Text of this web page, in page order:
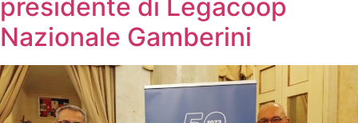
presidente di Legacoop
Nazionale Gamberini